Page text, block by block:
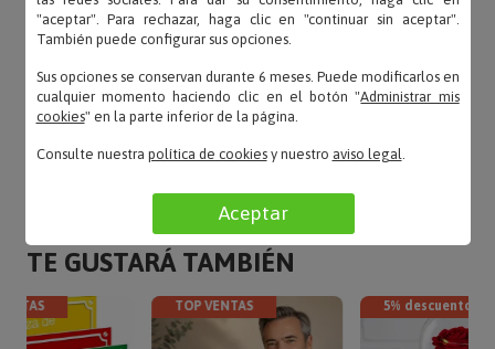
TE GUSTARÁ TAMBIÉN
TOP VENTAS 5% descuento
"aceptar". Para rechazar, haga clic en "continuar sin aceptar".
También puede configurar sus opciones.
Sus opciones se conservan durante 6 meses. Puede modificarlos en
cualquier momento haciendo clic en el botón "Administrar mis
cookies" en la parte inferior de la página.
Consulte nuestra política de cookiesy nuestro aviso legal.
Aceptar